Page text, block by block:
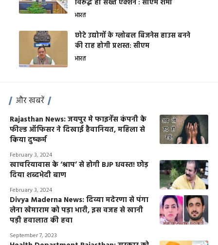
विरूद्ध हो सख्त एक्शन : सीएम शर्मा
भारत
छोटे उद्योगों के ग्लोबल बिजनेस हाउस बनने
की राह होगी प्रशस्त: सीएम
भारत
और खबरें
Rajasthan News: जयपुर मे फाइनेंस कंपनी के
फील्ड ऑफिसर ने दिखाई हैवानियत, महिला से
किया दुष्कर्म
February 3, 2024
खाचरियावास के ‘श्राप’ से होगी BJP धवस्त! छोड़
दिया शब्दभेदी बाण
February 3, 2024
Divya Maderna News: दिव्या मदेरणा से पंगा
लेना खेमाराम को पड़ा भारी, इस वजह से खानी
पड़ी हवालात की हवा
September 7, 2023